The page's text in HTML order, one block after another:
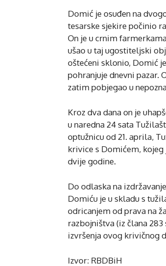
Domić je osuđen na
tesarske sjekire počinio
On je u crnim
ušao u taj ugostiteljski
oštećeni sklonio, Domić
pohranjuje dnevni pazar.
zatim pobjegao u
Kroz dva dana on je
u naredna 24 sata
optužnicu od 21. aprila,
krivice s Domićem, kojeg
dvije godine.
Do odlaska na
Domiću je u skladu s
odricanjem od prava na
razbojništva (iz člana
izvršenja ovog krivičnog
Izvor: RBDBiH